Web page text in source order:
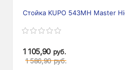
Стойка KUPO 543MH Master
1 105,90 руб.
1 586,90 руб.